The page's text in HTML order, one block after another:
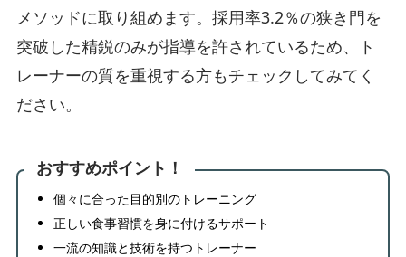
メソッドに取り組めます。採用率3.2％の狭き門を
突破した精鋭のみが指導を許されているため、ト
レーナーの質を重視する方もチェックしてみてく
ださい。
おすすめポイント！
個々に合った目的別のトレーニング
正しい食事習慣を身に付けるサポート
一流の知識と技術を持つトレーナー